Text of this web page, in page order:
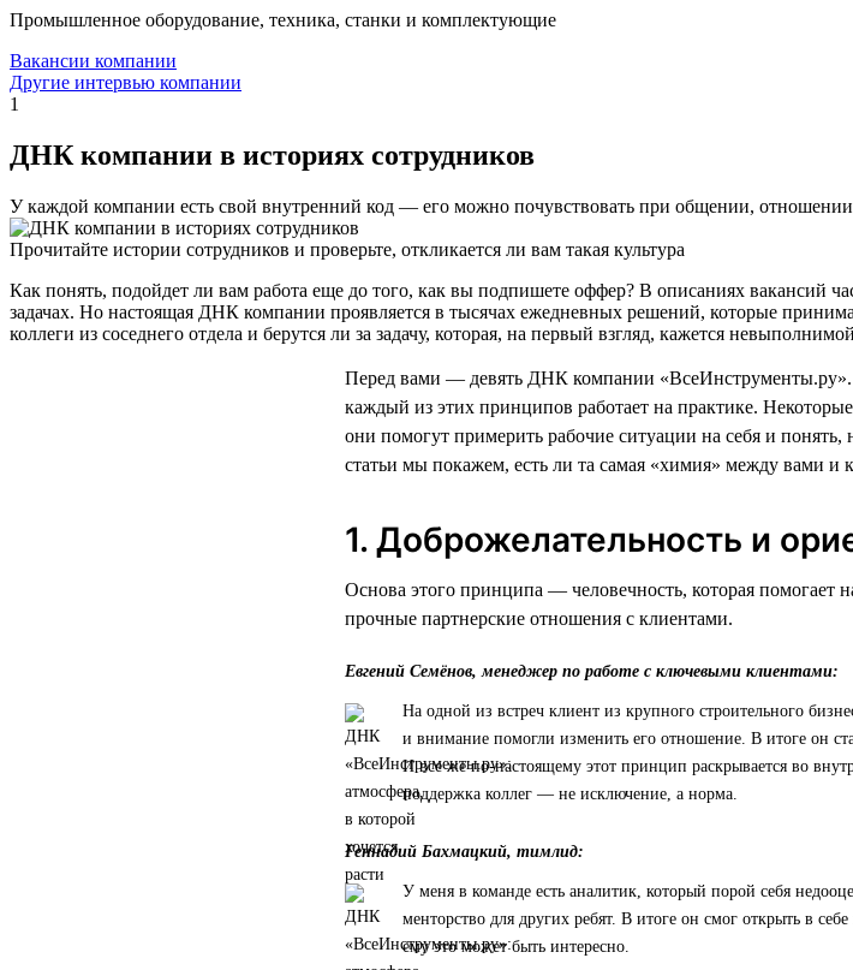
Промышленное оборудование, техника, станки и комплектующие
Вакансии компании
Другие интервью компании
1
ДНК компании в историях сотрудников
У каждой компании есть свой внутренний код — его можно почувствовать при общении, отношении
Прочитайте истории сотрудников и проверьте, откликается ли вам такая культура
Как понять, подойдет ли вам работа еще до того, как вы подпишете оффер? В описаниях вакансий
задачах. Но настоящая ДНК компании проявляется в тысячах ежедневных решений, которые
коллеги из соседнего отдела и берутся ли за задачу, которая, на первый взгляд, кажется
Перед вами — девять ДНК компании
каждый из этих принципов работает на практике.
они помогут примерить рабочие ситуации на себя и
статьи мы покажем, есть ли та самая «химия» между вами
1. Доброжелательность и
Основа этого принципа — человечность, которая помогает
прочные партнерские отношения с клиентами.
Евгений Семёнов, менеджер по работе с ключевыми клиентами:
На одной из встреч клиент из крупного строительного
и внимание помогли изменить его отношение. В итоге он
И все же по-настоящему этот принцип раскрывается во
поддержка коллег — не исключение, а норма.
Геннадий Бахмацкий, тимлид:
У меня в команде есть аналитик, который порой себя
менторство для других ребят. В итоге он смог открыть в
ему это может быть интересно.